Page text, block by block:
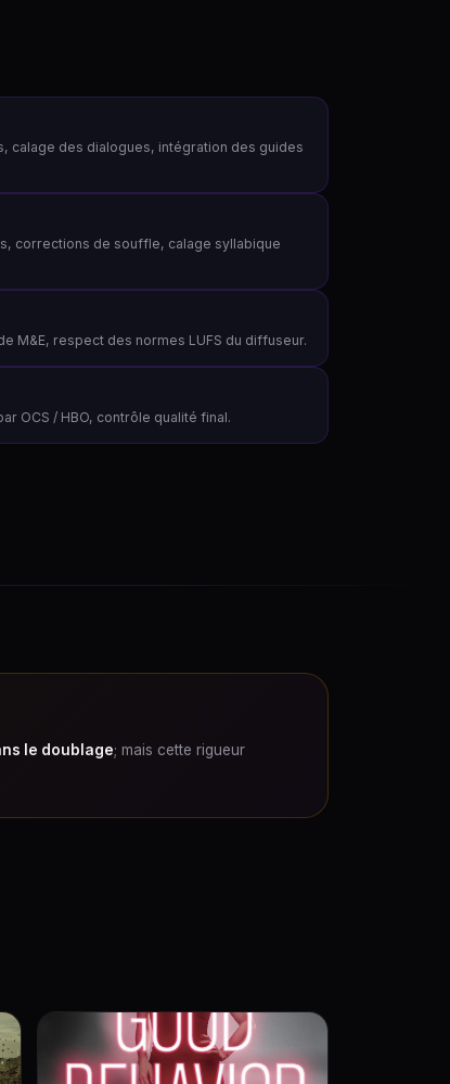
calage des dialogues, intégration des guides
corrections de souffle, calage syllabique
M&E, respect des normes LUFS du diffuseur.
OCS / HBO, contrôle qualité final.
le doublage; mais cette rigueur